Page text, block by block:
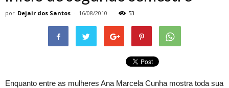
por Dejair dos Santos - 16/08/2010 53
Enquanto entre as mulheres Ana Marcela Cunha mostra toda sua